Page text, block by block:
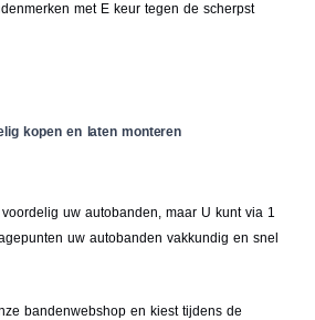
met E keur tegen de scherpst
kopen en laten monteren
uw autobanden, maar U kunt via 1
uw autobanden vakkundig en snel
bandenwebshop en kiest tijdens de